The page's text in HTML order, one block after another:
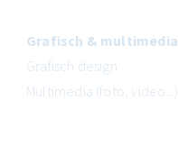
Grafisch & multimedia
Grafisch design
Multimedia (foto, video...)